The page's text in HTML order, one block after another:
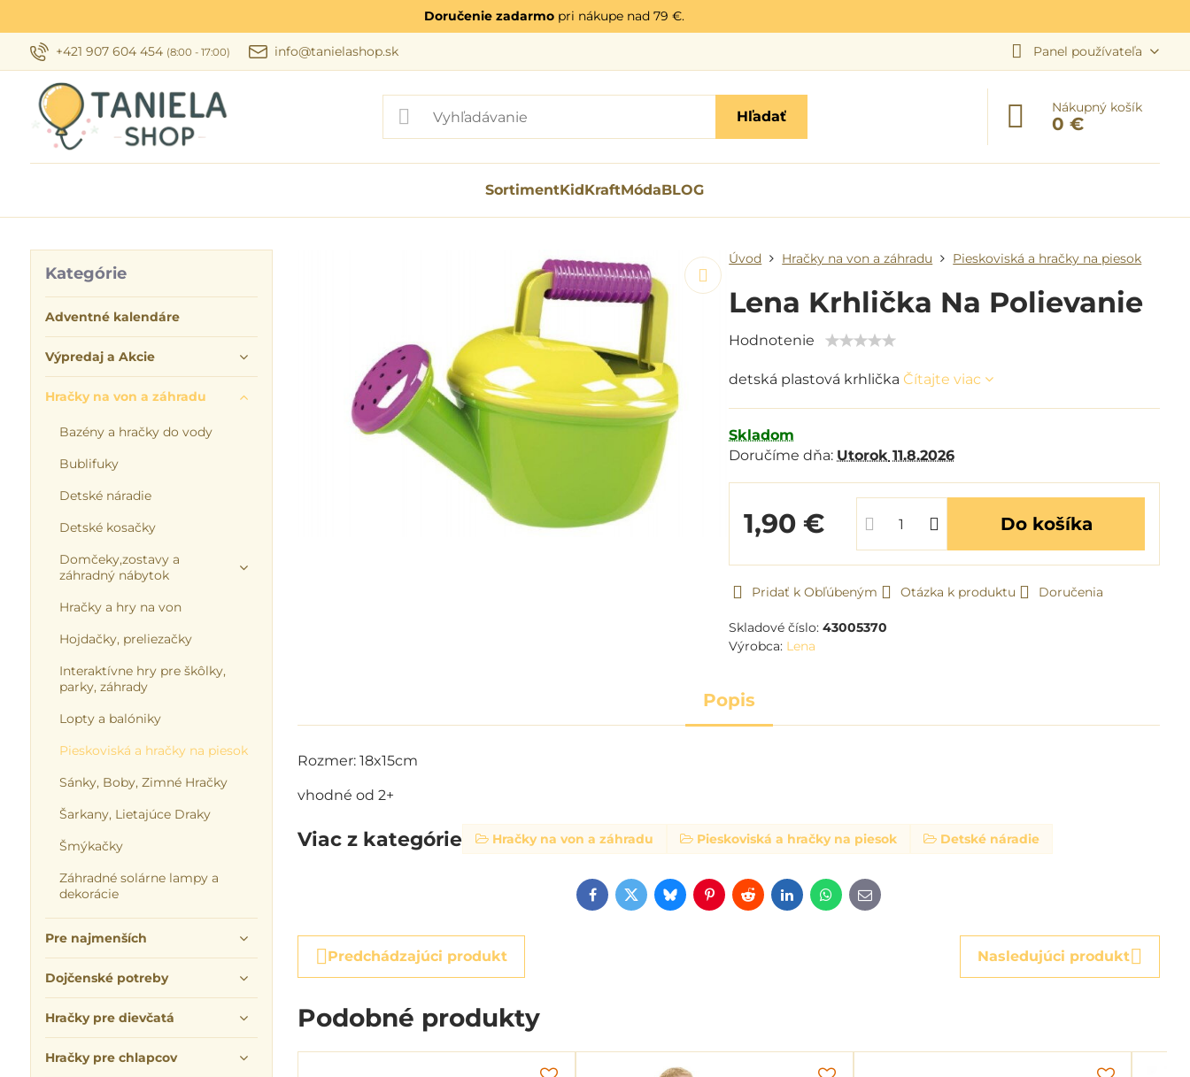
Doručenie zadarmopri nákupe nad 79 €.
+421 907 604 454 (8:00 - 17:00) info@tanielashop.sk Panel používateľa
Hľadať
Nákupný košík
0 €
SortimentKidKraftMódaBLOG
Úvod Hračky na von a záhradu Pieskoviská a hračky na piesok
Lena Krhlička Na Polievanie
Hodnotenie
detská plastová krhlička Čítajte viac
Skladom
Doručíme dňa: Utorok 11.8.2026
1,90 € Do košíka
Pridať k Obľúbeným Otázka k produktu Doručenia
Skladové číslo:43005370
Výrobca: Lena
Popis
Rozmer: 18x15cm
vhodné od 2+
Viac z kategórie Hračky na von a záhradu Pieskoviská a hračky na piesok Detské náradie
Facebook
TwitterBlueskyPinterest
RedditLinkedInWhatsApp
E-
mail
Predchádzajúci produkt Nasledujúci produkt
Podobné produkty
Kategórie
Adventné kalendáre
Výpredaj a Akcie
Hračky na von a záhradu
Bazény a hračky do vody
Bublifuky
Detské náradie
Detské kosačky
Domčeky,zostavy a
záhradný nábytok
Hračky a hry na von
Hojdačky, preliezačky
Interaktívne hry pre škôlky,
parky, záhrady
Lopty a balóniky
Pieskoviská a hračky na piesok
Sánky, Boby, Zimné Hračky
Šarkany, Lietajúce Draky
Šmýkačky
Záhradné solárne lampy a
dekorácie
Pre najmenších
Dojčenské potreby
Hračky pre dievčatá
Hračky pre chlapcov